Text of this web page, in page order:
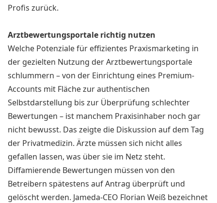
Profis zurück.
Arztbewertungsportale richtig nutzen
Welche Potenziale für effizientes Praxismarketing in
der gezielten Nutzung der Arztbewertungsportale
schlummern – von der Einrichtung eines Premium-
Accounts mit Fläche zur authentischen
Selbstdarstellung bis zur Überprüfung schlechter
Bewertungen – ist manchem Praxisinhaber noch gar
nicht bewusst. Das zeigte die Diskussion auf dem Tag
der Privatmedizin. Ärzte müssen sich nicht alles
gefallen lassen, was über sie im Netz steht.
Diffamierende Bewertungen müssen von den
Betreibern spätestens auf Antrag überprüft und
gelöscht werden. Jameda-CEO Florian Weiß bezeichnet